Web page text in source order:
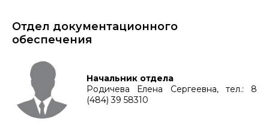
Отдел документационного
обеспечения
Начальник отдела
Родичева Елена Сергеевна, тел.: 8
(484) 39 58310